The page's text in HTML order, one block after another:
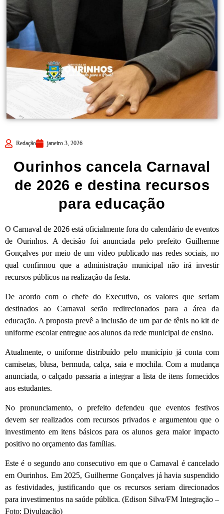
Redação janeiro 3, 2026
Ourinhos cancela Carnaval
de 2026 e destina recursos
para educação
O Carnaval de 2026 está oficialmente fora do calendário de eventos
de Ourinhos. A decisão foi anunciada pelo prefeito Guilherme
Gonçalves por meio de um vídeo publicado nas redes sociais, no
qual confirmou que a administração municipal não irá investir
recursos públicos na realização da festa.
De acordo com o chefe do Executivo, os valores que seriam
destinados ao Carnaval serão redirecionados para a área da
educação. A proposta prevê a inclusão de um par de tênis no kit de
uniforme escolar entregue aos alunos da rede municipal de ensino.
Atualmente, o uniforme distribuído pelo município já conta com
camisetas, blusa, bermuda, calça, saia e mochila. Com a mudança
anunciada, o calçado passaria a integrar a lista de itens fornecidos
aos estudantes.
No pronunciamento, o prefeito defendeu que eventos festivos
devem ser realizados com recursos privados e argumentou que o
investimento em itens básicos para os alunos gera maior impacto
positivo no orçamento das famílias.
Este é o segundo ano consecutivo em que o Carnaval é cancelado
em Ourinhos. Em 2025, Guilherme Gonçalves já havia suspendido
as festividades, justificando que os recursos seriam direcionados
para investimentos na saúde pública. (Edison Silva/FM Integração –
Foto: Divulgação)